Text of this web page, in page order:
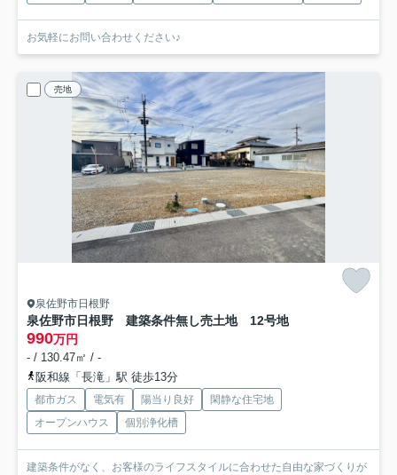
お気軽にお問い合わせください♪
売地
泉佐野市日根野
泉佐野市日根野 建築条件無し売土地 12号地
990万円
- / 130.47㎡ / -
阪和線「長滝」駅 徒歩13分
都市ガス 電気有 陽当り良好
閑静な住宅地
オープンハウス
個別浄化槽
建築条件がなく、お客様のライフスタイルに合わせた自由な家づくりが